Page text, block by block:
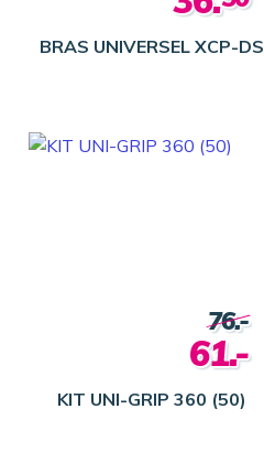
BRAS UNIVERSEL XCP-DS
KIT UNI-GRIP 360 (50)
76.-
61.-